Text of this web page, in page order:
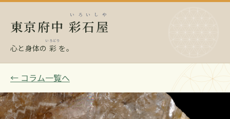
東京府中 彩石屋
いろいしや
心と身体の 彩
いろどり
を。
← コラム一覧へ